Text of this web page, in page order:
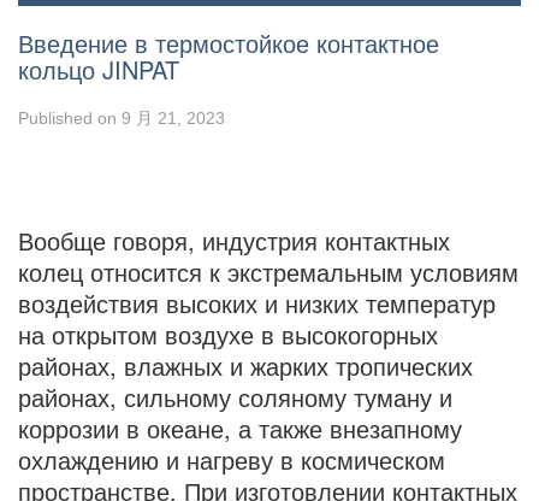
Введение в термостойкое контактное
кольцо JINPAT
Published on 9 月 21, 2023
Вообще говоря, индустрия контактных
колец относится к экстремальным условиям
воздействия высоких и низких температур
на открытом воздухе в высокогорных
районах, влажных и жарких тропических
районах, сильному соляному туману и
коррозии в океане, а также внезапному
охлаждению и нагреву в космическом
пространстве. При изготовлении контактных